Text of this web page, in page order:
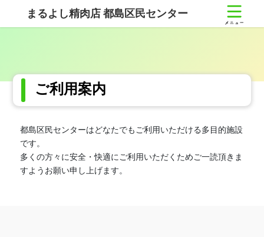
テ
ス
ゲ
ン
まるよし精肉店 都島区民センター
ご利用案内
都島区民センターはどなたでもご利用いただける多目的施設
です。
多くの方々に安全・快適にご利用いただくためご一読頂きま
すようお願い申し上げます。